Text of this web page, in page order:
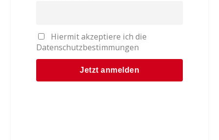
Hiermit akzeptiere ich die
Datenschutzbestimmungen